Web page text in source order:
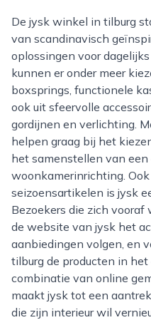
De jysk winkel in tilburg staat bekend om de combinatie
van scandinavisch
oplossingen voor
kunnen er onder meer
boxsprings, functionele
ook uit sfeervolle
gordijnen en verlichting.
helpen graag bij het
het samenstellen van
woonkamerinrichting.
seizoensartikelen is jysk
Bezoekers die zich
de website van jysk het
aanbiedingen volgen, en
tilburg de producten in
combinatie van online
maakt jysk tot een
die zijn interieur wil